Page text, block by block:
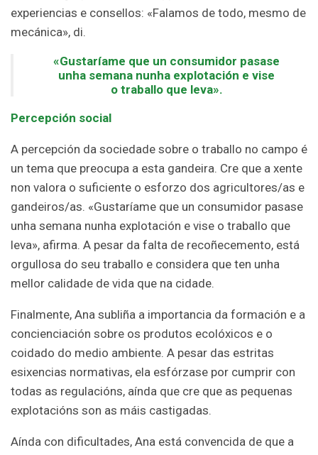
experiencias e consellos: «Falamos de todo, mesmo de
mecánica», di.
«Gustaríame que un consumidor pasase
unha semana nunha explotación e vise
o traballo que leva».
Percepción social
A percepción da sociedade sobre o traballo no campo é
un tema que preocupa a esta gandeira. Cre que a xente
non valora o suficiente o esforzo dos agricultores/as e
gandeiros/as. «Gustaríame que un consumidor pasase
unha semana nunha explotación e vise o traballo que
leva», afirma. A pesar da falta de recoñecemento, está
orgullosa do seu traballo e considera que ten unha
mellor calidade de vida que na cidade.
Finalmente, Ana subliña a importancia da formación e a
concienciación sobre os produtos ecolóxicos e o
coidado do medio ambiente. A pesar das estritas
esixencias normativas, ela esfórzase por cumprir con
todas as regulacións, aínda que cre que as pequenas
explotacións son as máis castigadas.
Aínda con dificultades, Ana está convencida de que a